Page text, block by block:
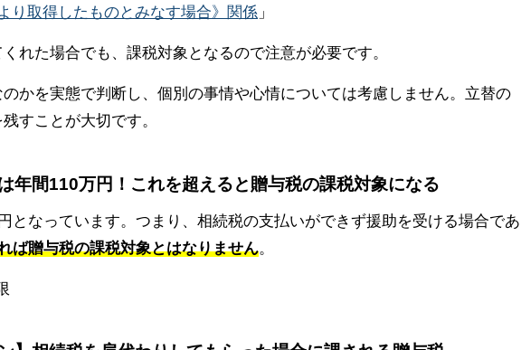
り取得したものとみなす場合》関係 」
れた場合でも、課税対象となるので注意が必要です。
かを実態で判断し、個別の事情や心情については考慮しません。立替の
すことが大切です。
年間110万円！これを超えると贈与税の課税対象になる
となっています。つまり、相続税の支払いができず援助を受ける場合であ
ば贈与税の課税対象とはなりません。